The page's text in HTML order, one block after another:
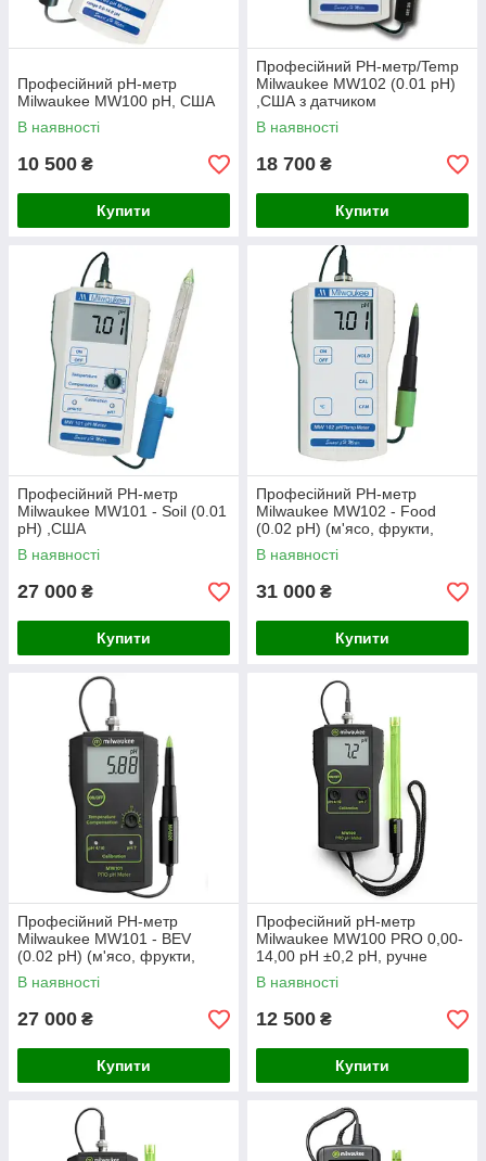
Професійний pH-метр
Milwaukee MW100 pH, США
В наявності
10 500 ₴
Купити
Професійний PH-метр/Temp
Milwaukee MW102 (0.01 pH)
,США з датчиком
вимірювання температури
В наявності
18 700 ₴
Купити
Професійний PH-метр
Milwaukee MW101 - Soil (0.01
pH) ,США
В наявності
27 000 ₴
Купити
Професійний PH-метр
Milwaukee MW102 - Food
(0.02 pH) (м'ясо, фрукти,
овочі, сир, рідкі
середовища),США
В наявності
31 000 ₴
Купити
Професійний PH-метр
Milwaukee MW101 - BEV
(0.02 pH) (м'ясо, фрукти,
овочі, сир, рідкі
середовища),США
В наявності
27 000 ₴
Купити
Професійний pH-метр
Milwaukee MW100 PRO 0,00-
14,00 pH ±0,2 pH, ручне
калібрування, Угорщина
В наявності
12 500 ₴
Купити